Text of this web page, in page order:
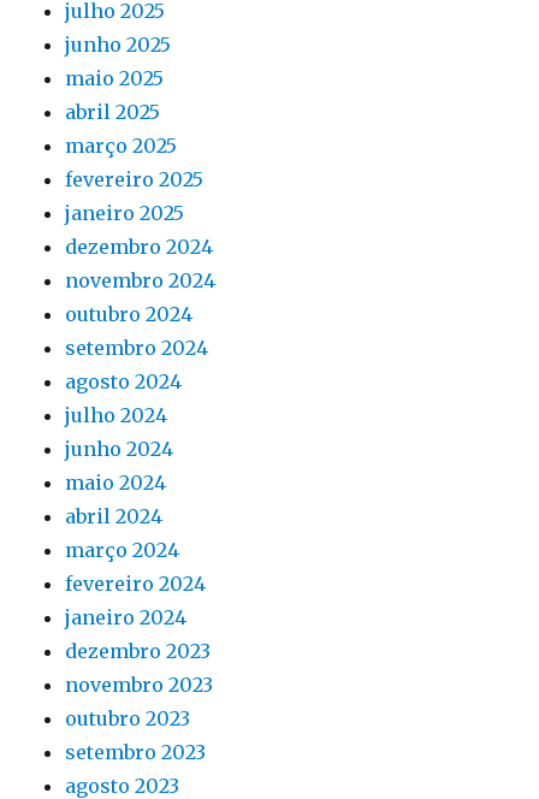
julho 2025
junho 2025
maio 2025
abril 2025
março 2025
fevereiro 2025
janeiro 2025
dezembro 2024
novembro 2024
outubro 2024
setembro 2024
agosto 2024
julho 2024
junho 2024
maio 2024
abril 2024
março 2024
fevereiro 2024
janeiro 2024
dezembro 2023
novembro 2023
outubro 2023
setembro 2023
agosto 2023